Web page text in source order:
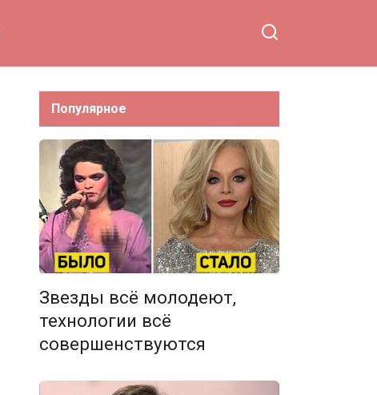
Популярное
Звезды всё молодеют,
технологии всё
совершенствуются